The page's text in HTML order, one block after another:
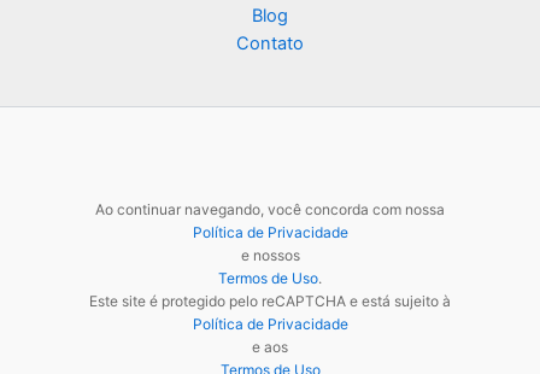
Blog
Contato
Ao continuar navegando, você concorda com nossa
Política de Privacidade
e nossos
Termos de Uso.
Este site é protegido pelo reCAPTCHA e está sujeito à
Política de Privacidade
e aos
Termos de Uso